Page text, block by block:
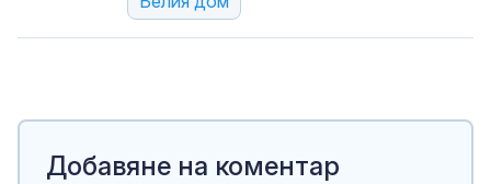
Добавяне на коментар